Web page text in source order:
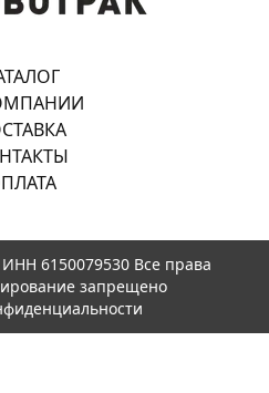
6150079530 Все права
запрещено